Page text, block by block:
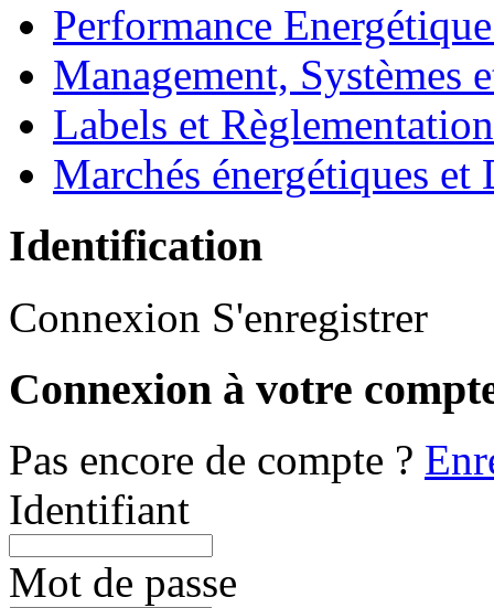
Performance
Management, Systèmes
Labels et
Marchés énergétiques
Identification
Connexion S'enregistrer
Connexion à votre
Pas encore de compte ?
Identifiant
Mot de passe